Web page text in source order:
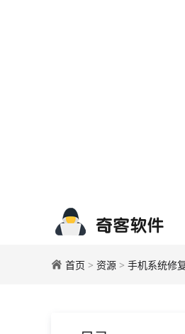
首页 > 资源 > 手机系统修